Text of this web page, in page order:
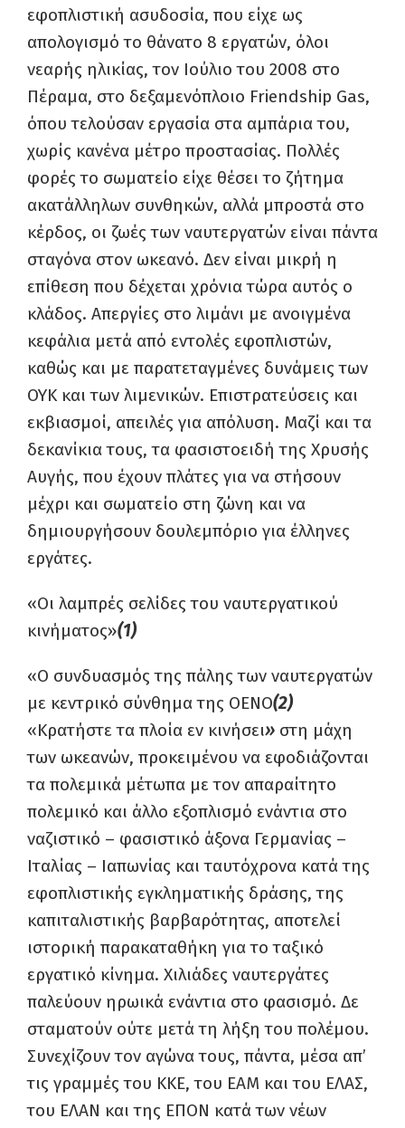
εφοπλιστική ασυδοσία, που είχε ως
απολογισμό το θάνατο 8 εργατών, όλοι
νεαρής ηλικίας, τον Ιούλιο του 2008 στο
Πέραμα, στο δεξαμενόπλοιο Friendship Gas,
όπου τελούσαν εργασία στα αμπάρια του,
χωρίς κανένα μέτρο προστασίας. Πολλές
φορές το σωματείο είχε θέσει το ζήτημα
ακατάλληλων συνθηκών, αλλά μπροστά στο
κέρδος, οι ζωές των ναυτεργατών είναι πάντα
σταγόνα στον ωκεανό. Δεν είναι μικρή η
επίθεση που δέχεται χρόνια τώρα αυτός ο
κλάδος. Απεργίες στο λιμάνι με ανοιγμένα
κεφάλια μετά από εντολές εφοπλιστών,
καθώς και με παρατεταγμένες δυνάμεις των
ΟΥΚ και των λιμενικών. Επιστρατεύσεις και
εκβιασμοί, απειλές για απόλυση. Μαζί και τα
δεκανίκια τους, τα φασιστοειδή της Χρυσής
Αυγής, που έχουν πλάτες για να στήσουν
μέχρι και σωματείο στη ζώνη και να
δημιουργήσουν δουλεμπόριο για έλληνες
εργάτες.
«Οι λαμπρές σελίδες του ναυτεργατικού
κινήματος»(1)
«Ο συνδυασμός της πάλης των ναυτεργατών
με κεντρικό σύνθημα της ΟΕΝΟ(2)
«Κρατήστε τα πλοία εν κινήσει» στη μάχη
των ωκεανών, προκειμένου να εφοδιάζονται
τα πολεμικά μέτωπα με τον απαραίτητο
πολεμικό και άλλο εξοπλισμό ενάντια στο
ναζιστικό – φασιστικό άξονα Γερμανίας –
Ιταλίας – Ιαπωνίας και ταυτόχρονα κατά της
εφοπλιστικής εγκληματικής δράσης, της
καπιταλιστικής βαρβαρότητας, αποτελεί
ιστορική παρακαταθήκη για το ταξικό
εργατικό κίνημα. Χιλιάδες ναυτεργάτες
παλεύουν ηρωικά ενάντια στο φασισμό. Δε
σταματούν ούτε μετά τη λήξη του πολέμου.
Συνεχίζουν τον αγώνα τους, πάντα, μέσα απ’
τις γραμμές του ΚΚΕ, του ΕΑΜ και του ΕΛΑΣ,
του ΕΛΑΝ και της ΕΠΟΝ κατά των νέων